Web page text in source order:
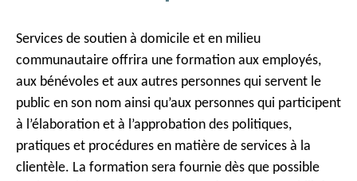
Services de soutien à domicile et en milieu
communautaire offrira une formation aux employés,
aux bénévoles et aux autres personnes qui servent le
public en son nom ainsi qu’aux personnes qui participent
à l’élaboration et à l’approbation des politiques,
pratiques et procédures en matière de services à la
clientèle. La formation sera fournie dès que possible